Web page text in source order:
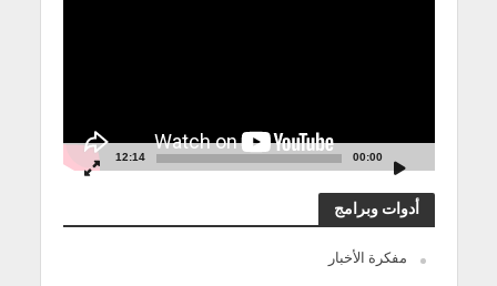
00:00
12:14
أدوات وبرامج
مفكرة الأخبار